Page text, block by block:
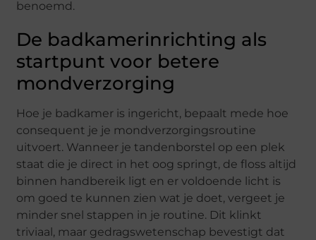
benoemd.
De badkamerinrichting als
startpunt voor betere
mondverzorging
Hoe je badkamer is ingericht, bepaalt mede hoe
consequent je je mondverzorgingsroutine
uitvoert. Wanneer je tandenborstel op een plek
staat die je direct in het oog springt, de floss altijd
binnen handbereik ligt en er voldoende licht is
om goed te kunnen zien wat je doet, vergeet je
minder snel stappen in je routine. Dit klinkt
triviaal, maar gedragswetenschap bevestigt dat